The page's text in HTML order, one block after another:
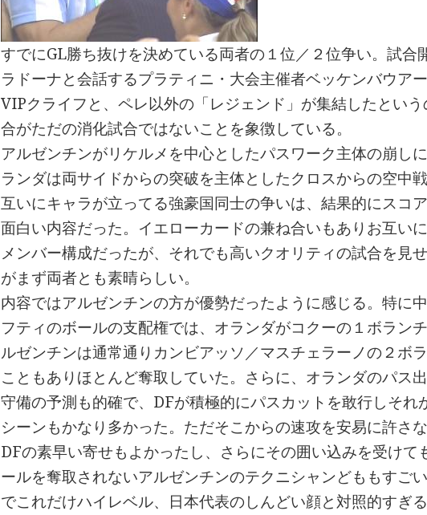
すでにGL勝ち抜けを決めている両者の１位／２位争い。試合
ラドーナと会話するプラティニ・大会主催者ベッケンバウア
VIPクライフと、ペレ以外の「レジェンド」が集結したとい
合がただの消化試合ではないことを象徴している。
アルゼンチンがリケルメを中心としたパスワーク主体の崩し
ランダは両サイドからの突破を主体としたクロスからの空中
互いにキャラが立ってる強豪国同士の争いは、結果的にスコ
面白い内容だった。イエローカードの兼ね合いもありお互い
メンバー構成だったが、それでも高いクオリティの試合を見
がまず両者とも素晴らしい。
内容ではアルゼンチンの方が優勢だったように感じる。特に
フティのボールの支配権では、オランダがコクーの１ボラン
ルゼンチンは通常通りカンビアッソ／マスチェラーノの２ボ
こともありほとんど奪取していた。さらに、オランダのパス
守備の予測も的確で、DFが積極的にパスカットを敢行しそれ
シーンもかなり多かった。ただそこからの速攻を安易に許さ
DFの素早い寄せもよかったし、さらにその囲い込みを受けて
ールを奪取されないアルゼンチンのテクニシャンどももすご
でこれだけハイレベル、日本代表のしんどい顔と対照的すぎる